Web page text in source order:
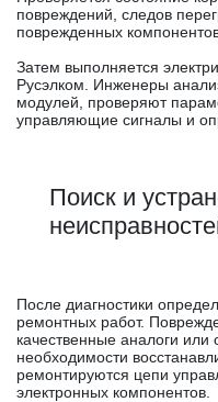
повреждений, следов
поврежденных
Затем выполняется
Русэлком. Инженеры
модулей, проверяют
управляющие сигналы и
Поиск и
После диагностики
ремонтных работ.
качественные аналоги
необходимости
ремонтируются цепи
электронных компонентов.